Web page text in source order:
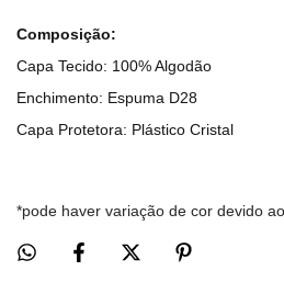
Composição:
Capa Tecido: 100% Algodão
Enchimento: Espuma D28
Capa Protetora: Plástico Cristal
*pode haver variação de cor devido